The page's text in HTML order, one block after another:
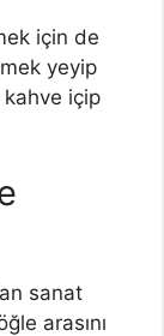
için de
yeyip
içip
sanat
arasını